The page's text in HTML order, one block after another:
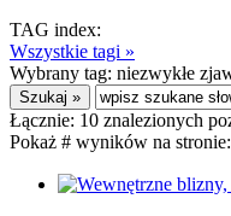
TAG index:
Wszystkie tagi »
Wybrany tag: niezwykłe
Łącznie: 10 znalezionych
Pokaż # wyników na stronie: